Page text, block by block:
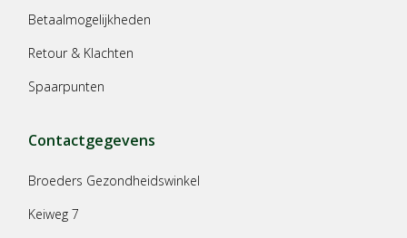
Betaalmogelijkheden
Retour & Klachten
Spaarpunten
Contactgegevens
Broeders Gezondheidswinkel
Keiweg 7